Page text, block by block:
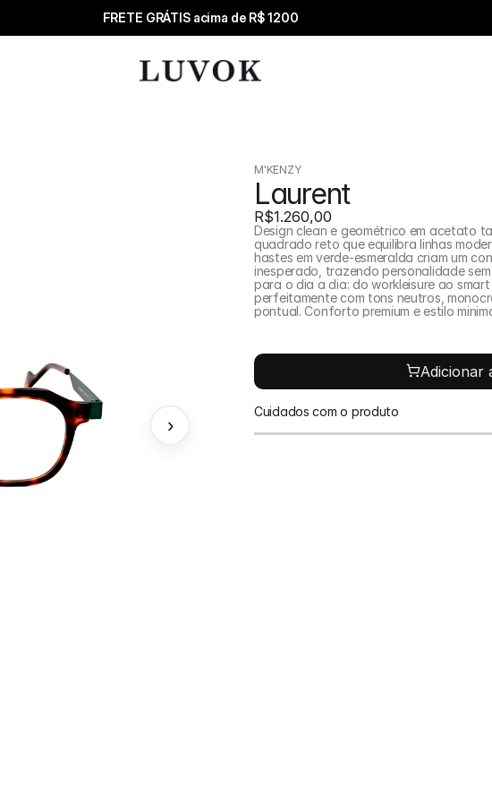
FRETE GRÁTIS acima de R$ 1200
›
M'KENZY
Laurent
R$1.260,00
Design clean e geométrico em acetato
quadrado reto que equilibra linhas
hastes em verde-esmeralda criam um
inesperado, trazendo personalidade
para o dia a dia: do workleisure ao
perfeitamente com tons neutros,
pontual. Conforto premium e estilo
Adicionar
Cuidados com o produto